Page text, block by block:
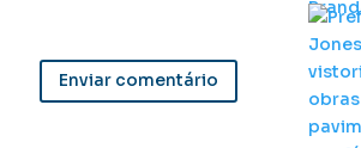
Enviar comentário